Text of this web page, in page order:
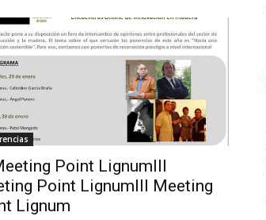
Point LignumIII
Point LignumIII Meeting
Lignum